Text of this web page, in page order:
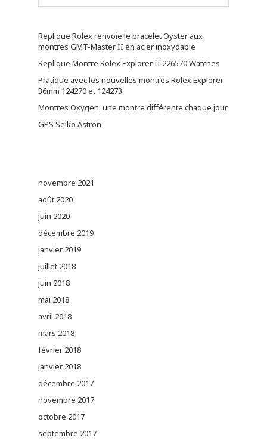
Replique Rolex renvoie le bracelet Oyster aux
montres GMT-Master II en acier inoxydable
Replique Montre Rolex Explorer II 226570 Watches
Pratique avec les nouvelles montres Rolex Explorer
36mm 124270 et 124273
Montres Oxygen: une montre différente chaque jour
GPS Seiko Astron
novembre 2021
août 2020
juin 2020
décembre 2019
janvier 2019
juillet 2018
juin 2018
mai 2018
avril 2018
mars 2018
février 2018
janvier 2018
décembre 2017
novembre 2017
octobre 2017
septembre 2017